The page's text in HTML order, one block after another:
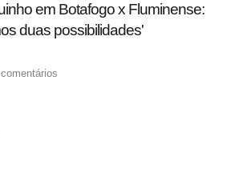
em Botafogo x Fluminense:
duas possibilidades'
comentários